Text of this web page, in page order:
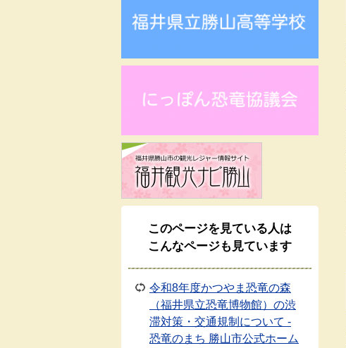
このページを見ている人は
こんなページも見ています
令和8年度かつやま恐竜の森
（福井県立恐竜博物館）の渋
滞対策・交通規制について -
恐竜のまち 勝山市公式ホーム